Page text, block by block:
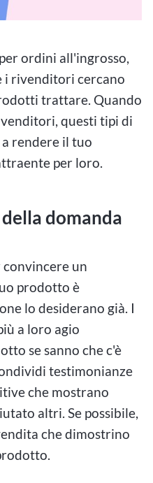
per ordini all'ingrosso,
i rivenditori cercano
trattare. Quando
questi tipi di
rendere il tuo
per loro.
domanda
un
prodotto è
lo desiderano già. I
a loro agio
se sanno che c'è
testimonianze
che mostrano
altri. Se possibile,
che dimostrino